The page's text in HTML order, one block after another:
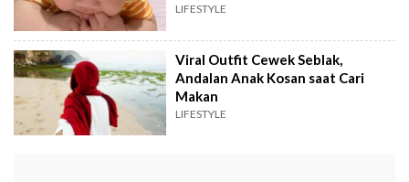
LIFESTYLE
Viral Outfit Cewek Seblak,
Andalan Anak Kosan saat Cari
Makan
LIFESTYLE